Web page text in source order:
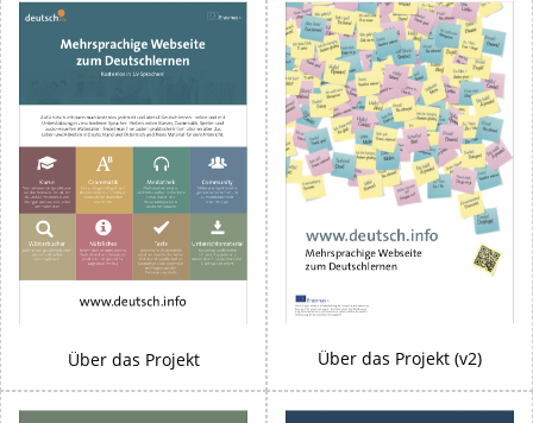
Über das Projekt Über das Projekt (v2)